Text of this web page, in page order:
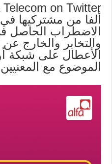
ألفا من مشتركيها
الاضطراب الحاصل
والتخابر والخارج عن
الأعطال على شبكة
الموضوع مع